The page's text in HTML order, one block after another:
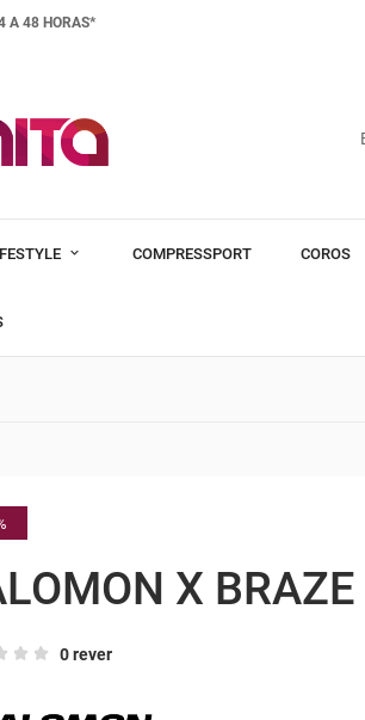
A 48 HORAS*
COMPRESSPORT COROS
X BRAZE
0 rever